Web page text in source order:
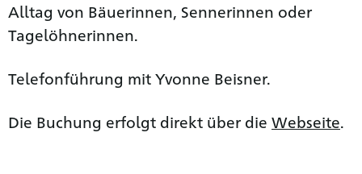
Alltag von Bäuerinnen, Sennerinnen oder
Tagelöhnerinnen.
Telefonführung mit Yvonne Beisner.
Die Buchung erfolgt direkt über die Webseite.